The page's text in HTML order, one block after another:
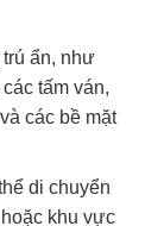
ẩn, như
tấm ván,
các bề mặt
di chuyển
khu vực